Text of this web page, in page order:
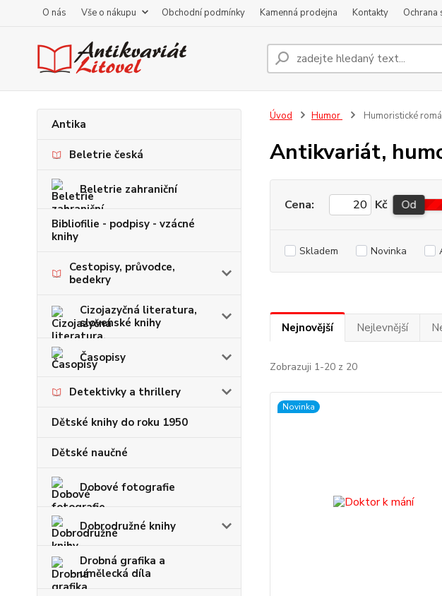
O nás Vše o nákupu Obchodní podmínky Kamenná prodejna Kontakty Ochrana
Antika
Beletrie česká
Beletrie zahraniční
Bibliofilie - podpisy - vzácné
knihy
Cestopisy, průvodce,
bedekry
Cizojazyčná literatura,
slovenské knihy
Časopisy
Detektivky a thrillery
Dětské knihy do roku 1950
Dětské naučné
Dobové fotografie
Dobrodružné knihy
Drobná grafika a
umělecká díla
Úvod Humor Humoristické
Antikvariát,
Cena: Kč Od
Skladem Novinka
Nejnovější Nejlevnější
Zobrazuji 1-20 z 20
Novinka